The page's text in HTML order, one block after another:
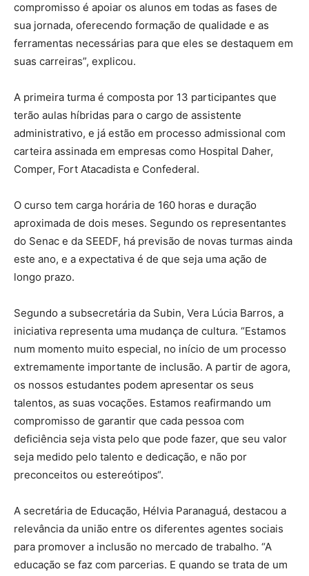
compromisso é apoiar os alunos em todas as fases de
sua jornada, oferecendo formação de qualidade e as
ferramentas necessárias para que eles se destaquem em
suas carreiras”, explicou.
A primeira turma é composta por 13 participantes que
terão aulas híbridas para o cargo de assistente
administrativo, e já estão em processo admissional com
carteira assinada em empresas como Hospital Daher,
Comper, Fort Atacadista e Confederal.
O curso tem carga horária de 160 horas e duração
aproximada de dois meses. Segundo os representantes
do Senac e da SEEDF, há previsão de novas turmas ainda
este ano, e a expectativa é de que seja uma ação de
longo prazo.
Segundo a subsecretária da Subin, Vera Lúcia Barros, a
iniciativa representa uma mudança de cultura. “Estamos
num momento muito especial, no início de um processo
extremamente importante de inclusão. A partir de agora,
os nossos estudantes podem apresentar os seus
talentos, as suas vocações. Estamos reafirmando um
compromisso de garantir que cada pessoa com
deficiência seja vista pelo que pode fazer, que seu valor
seja medido pelo talento e dedicação, e não por
preconceitos ou estereótipos“.
A secretária de Educação, Hélvia Paranaguá, destacou a
relevância da união entre os diferentes agentes sociais
para promover a inclusão no mercado de trabalho. “A
educação se faz com parcerias. E quando se trata de um